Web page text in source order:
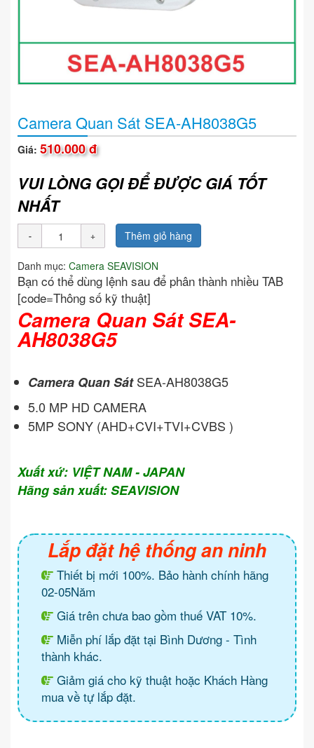
Camera Quan Sát SEA-AH8038G5
Giá: 510.000 đ
VUI LÒNG GỌI ĐỂ ĐƯỢC GIÁ TỐT
NHẤT
Thêm giỏ hàng
Danh mục: Camera SEAVISION
Bạn có thể dùng lệnh sau để phân thành nhiều TAB
[code=Thông số kỹ thuật]
Camera Quan Sát SEA-
AH8038G5
Camera Quan SátSEA-AH8038G5
5.0 MP HD CAMERA
5MP SONY (AHD+CVI+TVI+CVBS )
Xuất xứ: VIỆT NAM - JAPAN
Hãng sản xuất: SEAVISION
Lắp đặt hệ thống an ninh
Thiết bị mới 100%. Bảo hành chính hãng
02-05Năm
Giá trên chưa bao gồm thuế VAT 10%.
Miễn phí lắp đặt tại Bình Dương - Tình
thành khác.
Giảm giá cho kỹ thuật hoặc Khách Hàng
mua về tự lắp đặt.